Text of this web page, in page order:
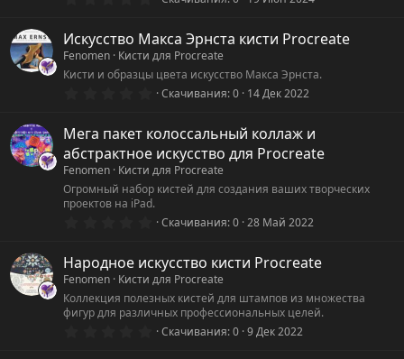
0
з
в
ё
д
Искусство Макса Эрнста кисти Procreate
Fenomen Кисти для Procreate
Кисти и образцы цвета искусство Макса Эрнста.
0
0
з
в
ё
з
д
Скачивания 0 14 Дек 2022
Мега пакет колоссальный коллаж и
абстрактное искусство для Procreate
Fenomen Кисти для Procreate
Огромный набор кистей для создания ваших творческих
проектов на iPad.
0
0
з
в
ё
з
Скачивания 0 28 Май 2022
Народное искусство кисти Procreate
Fenomen Кисти для Procreate
Коллекция полезных кистей для штампов из множества
фигур для различных профессиональных целей.
0Скачивания 0 9 Дек 2022